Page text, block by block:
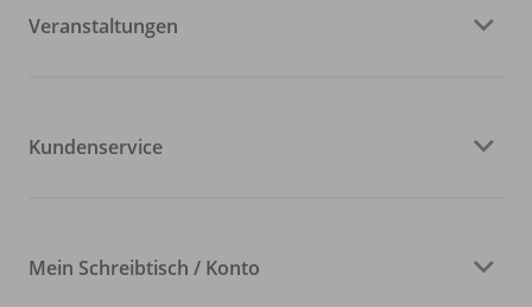
Veranstaltungen
Kundenservice
Mein Schreibtisch / Konto